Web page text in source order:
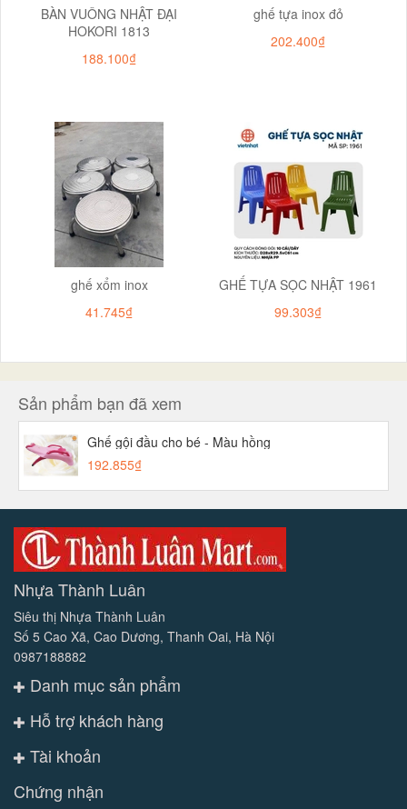
BÀN VUÔNG NHẬT ĐẠI
HOKORI 1813
188.100₫
ghế tựa inox đỏ
202.400₫
ghế xổm inox
41.745₫
GHẾ TỰA SỌC NHẬT 1961
99.303₫
Sản phẩm bạn đã xem
Ghế gội đầu cho bé - Màu hồng
192.855₫
Nhựa Thành Luân
Siêu thị Nhựa Thành Luân
Số 5 Cao Xã, Cao Dương, Thanh Oai, Hà Nội
0987188882
Danh mục sản phẩm
Hỗ trợ khách hàng
Tài khoản
Chứng nhận